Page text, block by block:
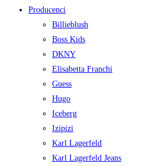
Producenci
Billieblush
Boss Kids
DKNY
Elisabetta Franchi
Guess
Hugo
Iceberg
Izipizi
Karl Lagerfeld
Karl Lagerfeld Jeans